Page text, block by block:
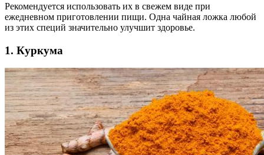
Рекомендуется использовать их в свежем виде при
ежедневном приготовлении пищи. Одна чайная ложка любой
из этих специй значительно улучшит здоровье.
1. Куркума